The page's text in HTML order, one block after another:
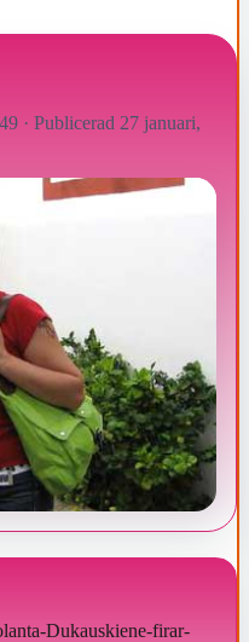
· Publicerad 27 januari,
Dukauskiene-firar-